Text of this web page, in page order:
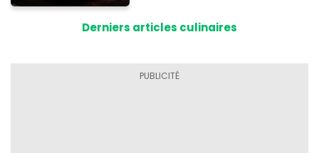
Derniers articles culinaires